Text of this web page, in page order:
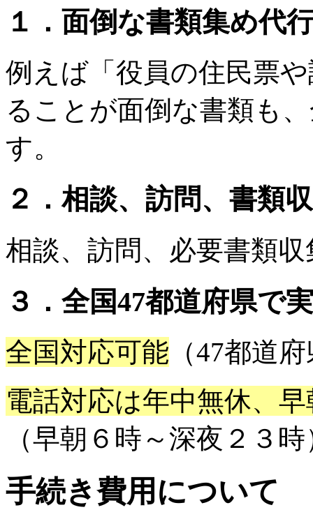
１．面倒な書類集め代
例えば「役員の住民票
ることが面倒な書類も
す。
２．相談、訪問、書類
相談、訪問、必要書類収
３．全国47都道府県で
全国対応可能 （47都道
電話対応は年中無休、
（早朝６時～深夜２３時
手続き費用について